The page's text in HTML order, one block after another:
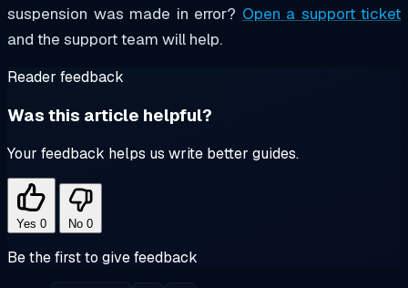
suspension was made in error? Open a support ticket
and the support team will help.
Reader feedback
Was this article helpful?
Your feedback helps us write better guides.
Yes 0 No 0
Be the first to give feedback